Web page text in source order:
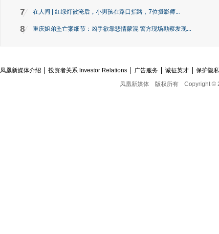
7 在人间 | 红绿灯被淹后，小男孩在路口指路，7位摄影师...
8 重庆姐弟坠亡案细节：凶手欲靠悲情蒙混 警方现场勘察发现...
凤凰新媒体介绍 投资者关系 Investor Relations 广告服务 诚征英才
保护隐
凤凰新媒体
版权所有 Copyright ©